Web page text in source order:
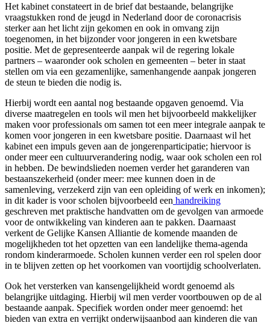
Het kabinet constateert in de brief dat bestaande, belangrijke
vraagstukken rond de jeugd in Nederland door de coronacrisis
sterker aan het licht zijn gekomen en ook in omvang zijn
toegenomen, in het bijzonder voor jongeren in een kwetsbare
positie. Met de gepresenteerde aanpak wil de regering lokale
partners – waaronder ook scholen en gemeenten – beter in staat
stellen om via een gezamenlijke, samenhangende aanpak jongeren
de steun te bieden die nodig is.
Hierbij wordt een aantal nog bestaande opgaven genoemd. Via
diverse maatregelen en tools wil men het bijvoorbeeld makkelijker
maken voor professionals om samen tot een meer integrale aanpak te
komen voor jongeren in een kwetsbare positie. Daarnaast wil het
kabinet een impuls geven aan de jongerenparticipatie; hiervoor is
onder meer een cultuurverandering nodig, waar ook scholen een rol
in hebben. De bewindslieden noemen verder het garanderen van
bestaanszekerheid (onder meer: mee kunnen doen in de
samenleving, verzekerd zijn van een opleiding of werk en inkomen);
in dit kader is voor scholen bijvoorbeeld een handreiking
geschreven met praktische handvatten om de gevolgen van armoede
voor de ontwikkeling van kinderen aan te pakken. Daarnaast
verkent de Gelijke Kansen Alliantie de komende maanden de
mogelijkheden tot het opzetten van een landelijke thema-agenda
rondom kinderarmoede. Scholen kunnen verder een rol spelen door
in te blijven zetten op het voorkomen van voortijdig schoolverlaten.
Ook het versterken van kansengelijkheid wordt genoemd als
belangrijke uitdaging. Hierbij wil men verder voortbouwen op de al
bestaande aanpak. Specifiek worden onder meer genoemd: het
bieden van extra en verrijkt onderwijsaanbod aan kinderen die van